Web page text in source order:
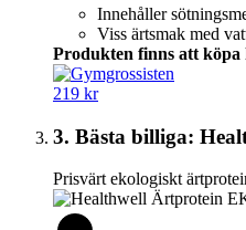
Innehåller
Viss ärtsmak med
Produkten finns att köpa
219 kr
3. Bästa billiga:
Prisvärt ekologiskt